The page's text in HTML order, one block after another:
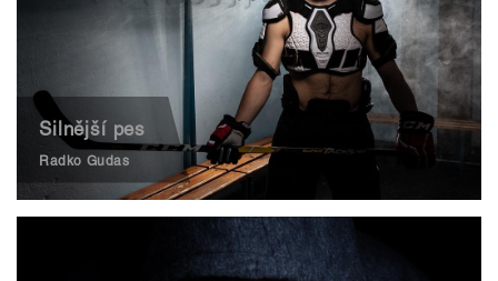
Silnější pes
Radko Gudas